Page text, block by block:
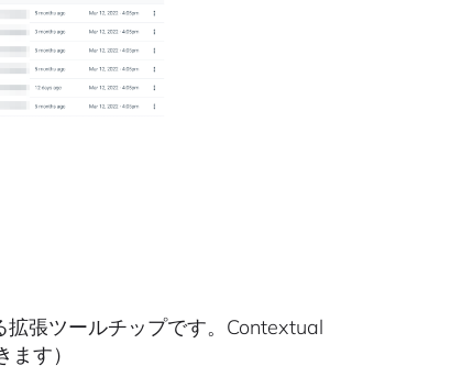
張ツールチップです。Contextual
す）